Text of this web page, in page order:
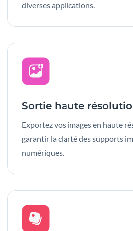
diverses applications.
Sortie haute
Exportez vos images en haute
garantir la clarté des supports
numériques.